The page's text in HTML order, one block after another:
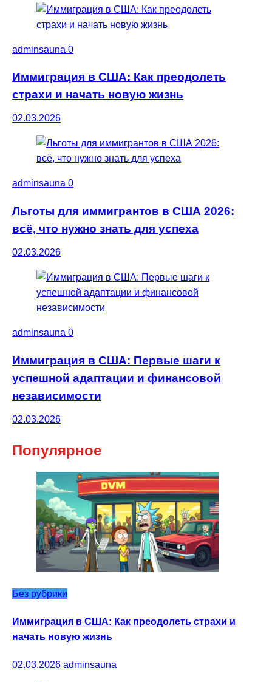
adminsauna 0
Иммиграция в США: Как преодолеть
страхи и начать новую жизнь
02.03.2026
adminsauna 0
Льготы для иммигрантов в США 2026:
всё, что нужно знать для успеха
02.03.2026
adminsauna 0
Иммиграция в США: Первые шаги к
успешной адаптации и финансовой
независимости
02.03.2026
Популярное
Без рубрики
Иммиграция в США: Как преодолеть страхи и
начать новую жизнь
02.03.2026 adminsauna